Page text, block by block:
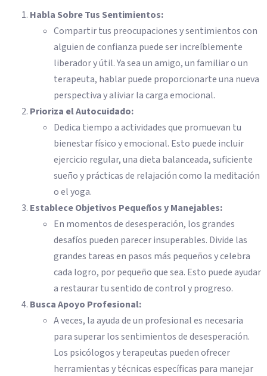
Habla Sobre Tus Sentimientos:
Compartir tus preocupaciones y sentimientos con
alguien de confianza puede ser increíblemente
liberador y útil. Ya sea un amigo, un familiar o un
terapeuta, hablar puede proporcionarte una nueva
perspectiva y aliviar la carga emocional.
Prioriza el Autocuidado:
Dedica tiempo a actividades que promuevan tu
bienestar físico y emocional. Esto puede incluir
ejercicio regular, una dieta balanceada, suficiente
sueño y prácticas de relajación como la meditación
o el yoga.
Establece Objetivos Pequeños y Manejables:
En momentos de desesperación, los grandes
desafíos pueden parecer insuperables. Divide las
grandes tareas en pasos más pequeños y celebra
cada logro, por pequeño que sea. Esto puede ayudar
a restaurar tu sentido de control y progreso.
Busca Apoyo Profesional:
A veces, la ayuda de un profesional es necesaria
para superar los sentimientos de desesperación.
Los psicólogos y terapeutas pueden ofrecer
herramientas y técnicas específicas para manejar